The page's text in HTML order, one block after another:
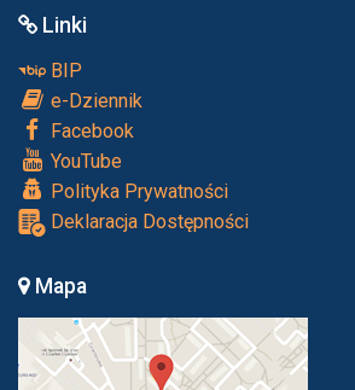
Linki
BIP
e-Dziennik
Facebook
YouTube
Polityka Prywatności
Deklaracja Dostępności
Mapa